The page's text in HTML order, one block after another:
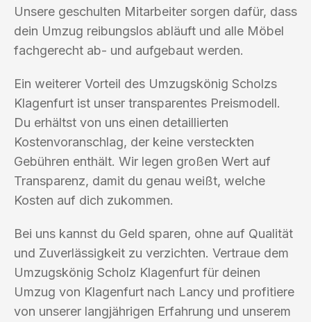
Unsere geschulten Mitarbeiter sorgen dafür, dass
dein Umzug reibungslos abläuft und alle Möbel
fachgerecht ab- und aufgebaut werden.
Ein weiterer Vorteil des Umzugskönig Scholzs
Klagenfurt ist unser transparentes Preismodell.
Du erhältst von uns einen detaillierten
Kostenvoranschlag, der keine versteckten
Gebühren enthält. Wir legen großen Wert auf
Transparenz, damit du genau weißt, welche
Kosten auf dich zukommen.
Bei uns kannst du Geld sparen, ohne auf Qualität
und Zuverlässigkeit zu verzichten. Vertraue dem
Umzugskönig Scholz Klagenfurt für deinen
Umzug von Klagenfurt nach Lancy und profitiere
von unserer langjährigen Erfahrung und unserem